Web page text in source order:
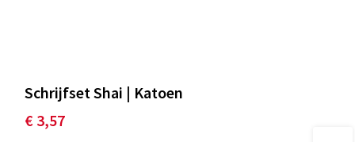
Schrijfset Shai | Katoen
€ 3,57